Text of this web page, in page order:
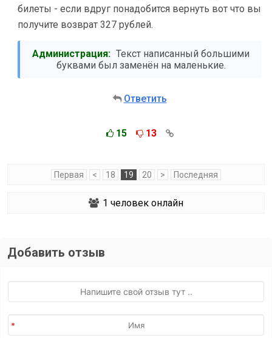
билеты - если вдруг понадобится вернуть вот что вы
получите возврат 327 рублей.
Администрация: Текст написанный большими
буквами был заменён на маленькие.
Ответить
15 13
Первая < 18 19 20 > Последняя
1 человек онлайн
Добавить отзыв